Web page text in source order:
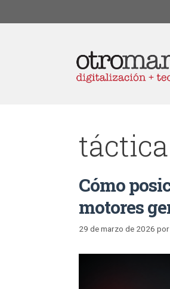
Cómo
motores
29 de marzo de 2026 por